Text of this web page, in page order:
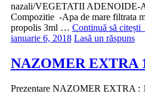
nazali/VEGETATII ADENOIDE-
Compozitie -Apa de mare filtrata
propolis 3ml … Continuă să citești
ianuarie 6, 2018 Lasă un răspuns
NAZOMER EXTRA
Prezentare NAZOMER EXTRA :